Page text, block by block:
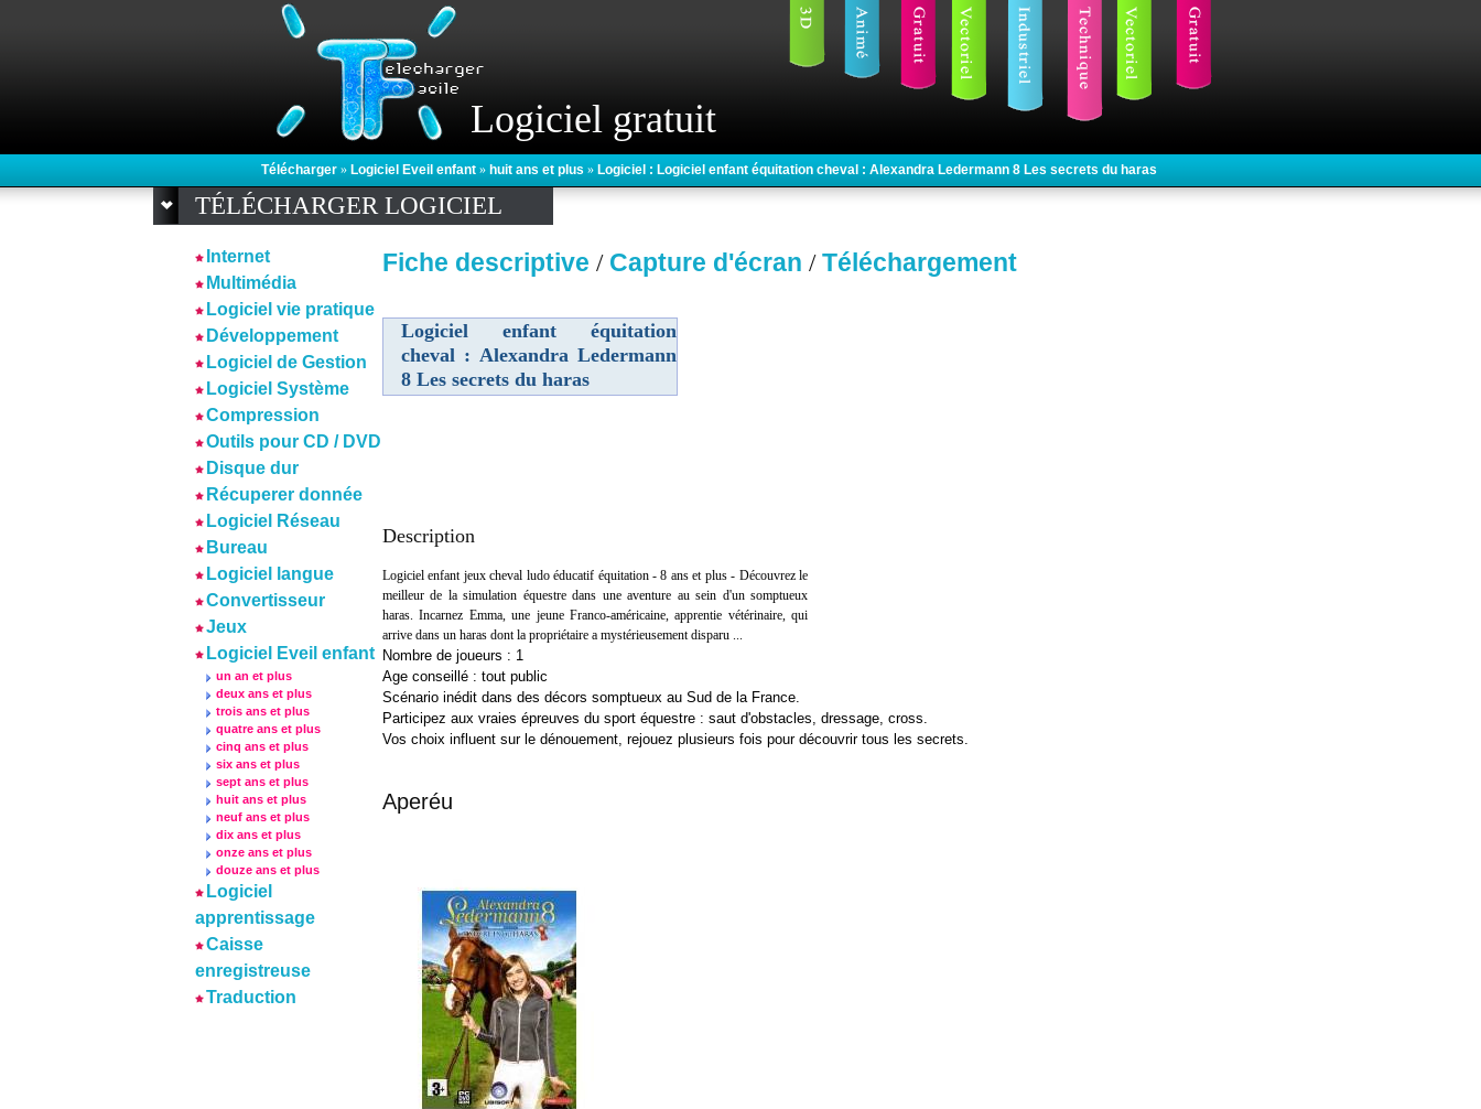
Logiciel gratuit
Télécharger » Logiciel Eveil enfant » huit ans et plus » Logiciel : Logiciel enfant équitation cheval : Alexandra Ledermann 8 Les secrets du haras
TÉLÉCHARGER LOGICIEL
Internet
Multimédia
Logiciel vie pratique
Développement
Logiciel de Gestion
Logiciel Système
Compression
Outils pour CD / DVD
Disque dur
Récuperer donnée
Logiciel Réseau
Bureau
Logiciel langue
Convertisseur
Jeux
Logiciel Eveil enfant
un an et plus
deux ans et plus
trois ans et plus
quatre ans et plus
cinq ans et plus
six ans et plus
sept ans et plus
huit ans et plus
neuf ans et plus
dix ans et plus
onze ans et plus
douze ans et plus
Logiciel
apprentissage
Caisse
enregistreuse
Traduction
Fiche descriptive / Capture d'écran / Téléchargement
Logiciel enfant équitation
cheval : Alexandra Ledermann
8 Les secrets du haras
Description
Logiciel enfant jeux cheval ludo éducatif équitation - 8 ans et plus - Découvrez le
meilleur de la simulation équestre dans une aventure au sein d'un somptueux
haras. Incarnez Emma, une jeune Franco-américaine, apprentie vétérinaire, qui
arrive dans un haras dont la propriétaire a mystérieusement disparu ...
Nombre de joueurs : 1
Age conseillé : tout public
Scénario inédit dans des décors somptueux au Sud de la France.
Participez aux vraies épreuves du sport équestre : saut d'obstacles, dressage, cross.
Vos choix influent sur le dénouement, rejouez plusieurs fois pour découvrir tous les secrets.
Aperéu